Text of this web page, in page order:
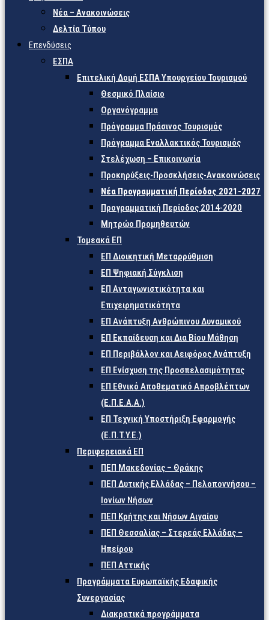
Νέα – Ανακοινώσεις
Δελτία Τύπου
Επενδύσεις
ΕΣΠΑ
Επιτελική Δομή ΕΣΠΑ Υπουργείου Τουρισμού
Θεσμικό Πλαίσιο
Οργανόγραμμα
Πρόγραμμα Πράσινος Τουρισμός
Πρόγραμμα Εναλλακτικός Τουρισμός
Στελέχωση – Επικοινωνία
Προκηρύξεις-Προσκλήσεις-Ανακοινώσεις
Νέα Προγραμματική Περίοδος 2021-2027
Προγραμματική Περίοδος 2014-2020
Μητρώο Προμηθευτών
Τομεακά ΕΠ
ΕΠ Διοικητική Μεταρρύθμιση
ΕΠ Ψηφιακή Σύγκλιση
ΕΠ Ανταγωνιστικότητα και
Επιχειρηματικότητα
ΕΠ Ανάπτυξη Ανθρώπινου Δυναμικού
ΕΠ Εκπαίδευση και Δια Βίου Μάθηση
ΕΠ Περιβάλλον και Αειφόρος Ανάπτυξη
ΕΠ Ενίσχυση της Προσπελασιμότητας
ΕΠ Εθνικό Αποθεματικό Απροβλέπτων
(Ε.Π.Ε.Α.Α.)
ΕΠ Τεχνική Υποστήριξη Εφαρμογής
(Ε.Π.Τ.Υ.Ε.)
Περιφερειακά ΕΠ
ΠΕΠ Μακεδονίας – Θράκης
ΠΕΠ Δυτικής Ελλάδας – Πελοποννήσου –
Ιονίων Νήσων
ΠΕΠ Κρήτης και Νήσων Αιγαίου
ΠΕΠ Θεσσαλίας – Στερεάς Ελλάδας –
Ηπείρου
ΠΕΠ Αττικής
Προγράμματα Ευρωπαϊκής Εδαφικής
Συνεργασίας
Διακρατικά προγράμματα